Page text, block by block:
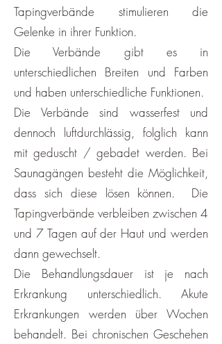
Tapingverbände stimulieren die
Gelenke in ihrer Funktion.
Die Verbände gibt es in
unterschiedlichen Breiten und Farben
und haben unterschiedliche Funktionen.
Die Verbände sind wasserfest und
dennoch luftdurchlässig, folglich kann
mit geduscht / gebadet werden. Bei
Saunagängen besteht die Möglichkeit,
dass sich diese lösen können. Die
Tapingverbände verbleiben zwischen 4
und 7 Tagen auf der Haut und werden
dann gewechselt.
Die Behandlungsdauer ist je nach
Erkrankung unterschiedlich. Akute
Erkrankungen werden über Wochen
behandelt. Bei chronischen Geschehen